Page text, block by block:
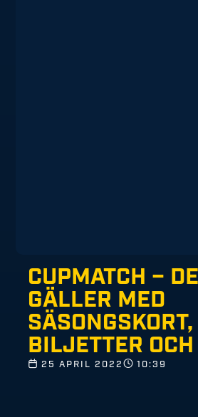
CUPMATCH –
GÄLLER MED
SÄSONGSKORT,
BILJETTER
25 APRIL 2022 10:39